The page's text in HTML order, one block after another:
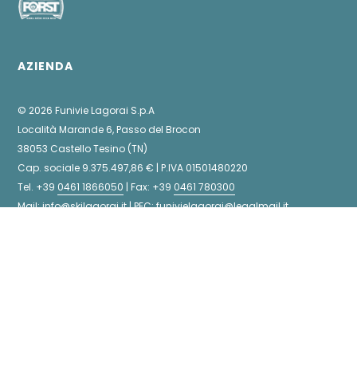
AZIENDA
© 2026 Funivie Lagorai S.p.A
Località Marande 6, Passo del Brocon
38053 Castello Tesino (TN)
Cap. sociale 9.375.497,86 € | P.IVA 01501480220
Tel. +39 0461 1866050 | Fax: +39 0461 780300
Mail:info@skilagorai.it| PEC:funivielagorai@legalmail.it